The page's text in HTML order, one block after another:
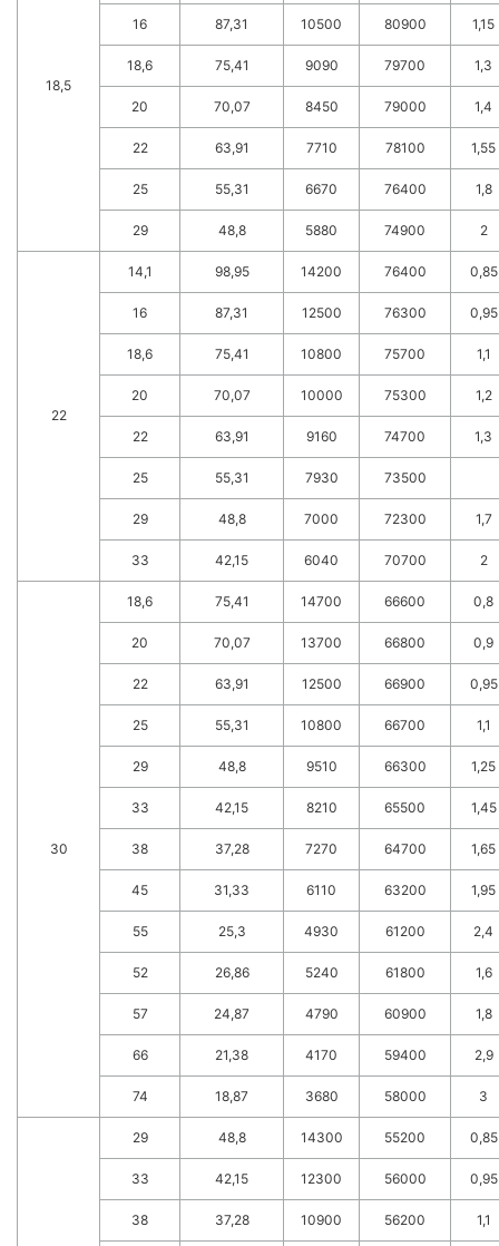
18,5
16 87,31 10500 80900 1,15
18,6 75,41 9090 79700 1,3
20 70,07 8450 79000 1,4
22 63,91 7710 78100 1,55
25 55,31 6670 76400 1,8
29 48,8 5880 74900 2
22
14,1 98,95 14200 76400 0,85
16 87,31 12500 76300 0,95
18,6 75,41 10800 75700 1,1
20 70,07 10000 75300 1,2
22 63,91 9160 74700 1,3
25 55,31 7930 73500
29 48,8 7000 72300 1,7
33 42,15 6040 70700 2
30
18,6 75,41 14700 66600 0,8
20 70,07 13700 66800 0,9
22 63,91 12500 66900 0,95
25 55,31 10800 66700 1,1
29 48,8 9510 66300 1,25
33 42,15 8210 65500 1,45
38 37,28 7270 64700 1,65
45 31,33 6110 63200 1,95
55 25,3 4930 61200 2,4
52 26,86 5240 61800 1,6
57 24,87 4790 60900 1,8
66 21,38 4170 59400 2,9
74 18,87 3680 58000 3
29 48,8 14300 55200 0,85
33 42,15 12300 56000 0,95
38 37,28 10900 56200 1,1